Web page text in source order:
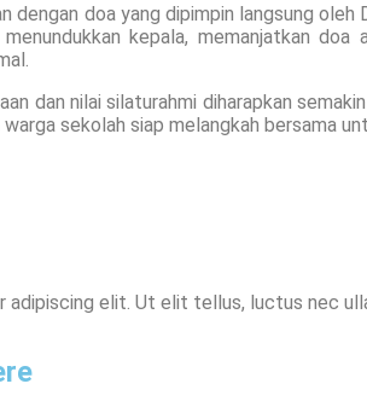
doa yang dipimpin langsung oleh
kepala, memanjatkan
dan nilai silaturahmi diharapkan
sekolah siap melangkah bersama
elit. Ut elit tellus, luctus nec